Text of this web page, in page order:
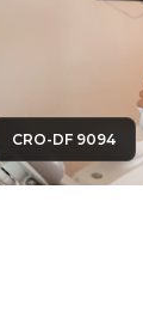
CRO-DF 9094